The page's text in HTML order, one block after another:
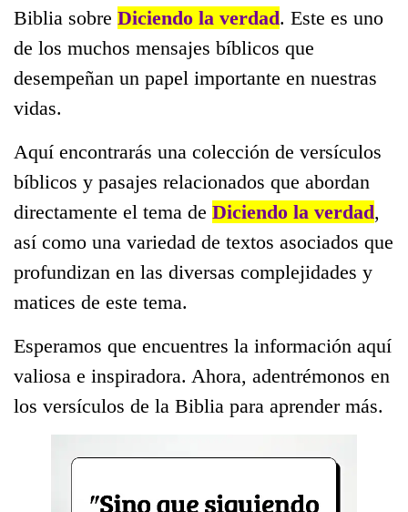
Biblia sobre Diciendo la verdad. Este es uno
de los muchos mensajes bíblicos que
desempeñan un papel importante en nuestras
vidas.
Aquí encontrarás una colección de versículos
bíblicos y pasajes relacionados que abordan
directamente el tema de Diciendo la verdad,
así como una variedad de textos asociados que
profundizan en las diversas complejidades y
matices de este tema.
Esperamos que encuentres la información aquí
valiosa e inspiradora. Ahora, adentrémonos en
los versículos de la Biblia para aprender más.